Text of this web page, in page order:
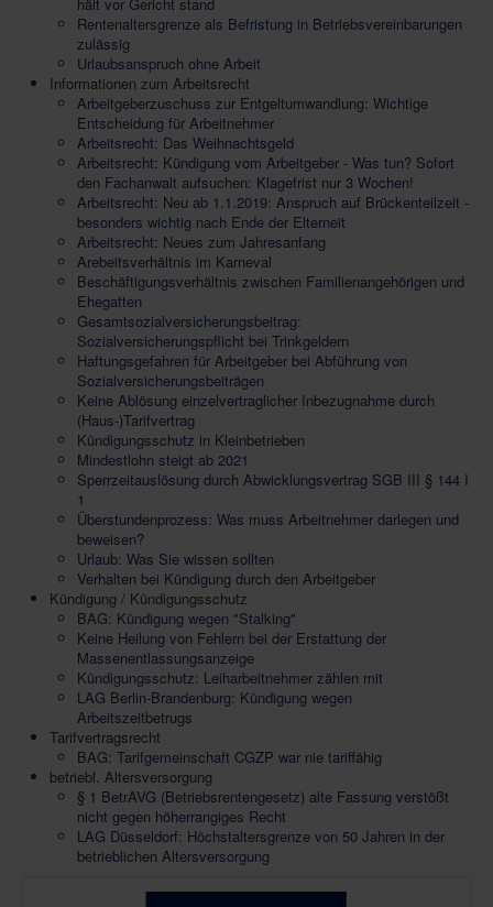
Rentenaltersgrenze als Befristung in Betriebsvereinbarungen
zulässig
Urlaubsanspruch ohne Arbeit
Informationen zum Arbeitsrecht
Arbeitgeberzuschuss zur Entgeltumwandlung: Wichtige
Entscheidung für Arbeitnehmer
Arbeitsrecht: Das Weihnachtsgeld
Arbeitsrecht: Kündigung vom Arbeitgeber - Was tun? Sofort
den Fachanwalt aufsuchen: Klagefrist nur 3 Wochen!
Arbeitsrecht: Neu ab 1.1.2019: Anspruch auf Brückenteilzeit -
besonders wichtig nach Ende der Elterneit
Arbeitsrecht: Neues zum Jahresanfang
Arebeitsverhältnis im Karneval
Beschäftigungsverhältnis zwischen Familienangehörigen und
Ehegatten
Gesamtsozialversicherungsbeitrag:
Sozialversicherungspflicht bei Trinkgeldern
Haftungsgefahren für Arbeitgeber bei Abführung von
Sozialversicherungsbeiträgen
Keine Ablösung einzelvertraglicher Inbezugnahme durch
(Haus-)Tarifvertrag
Kündigungsschutz in Kleinbetrieben
Mindestlohn steigt ab 2021
Sperrzeitauslösung durch Abwicklungsvertrag SGB III § 144 I
1
Überstundenprozess: Was muss Arbeitnehmer darlegen und
beweisen?
Urlaub: Was Sie wissen sollten
Verhalten bei Kündigung durch den Arbeitgeber
Kündigung / Kündigungsschutz
BAG: Kündigung wegen "Stalking"
Keine Heilung von Fehlern bei der Erstattung der
Massenentlassungsanzeige
Kündigungsschutz: Leiharbeitnehmer zählen mit
LAG Berlin-Brandenburg: Kündigung wegen
Arbeitszeitbetrugs
Tarifvertragsrecht
BAG: Tarifgemeinschaft CGZP war nie tariffähig
betriebl. Altersversorgung
§ 1 BetrAVG (Betriebsrentengesetz) alte Fassung verstößt
nicht gegen höherrangiges Recht
LAG Düsseldorf: Höchstaltersgrenze von 50 Jahren in der
betrieblichen Altersversorgung